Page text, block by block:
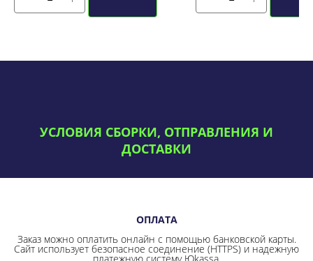
УСЛОВИЯ СБОРКИ, ОТПРАВЛЕНИЯ И
ДОСТАВКИ
ОПЛАТА
Заказ можно оплатить онлайн с помощью банковской карты.
Сайт использует безопасное соединение (HTTPS) и надежную